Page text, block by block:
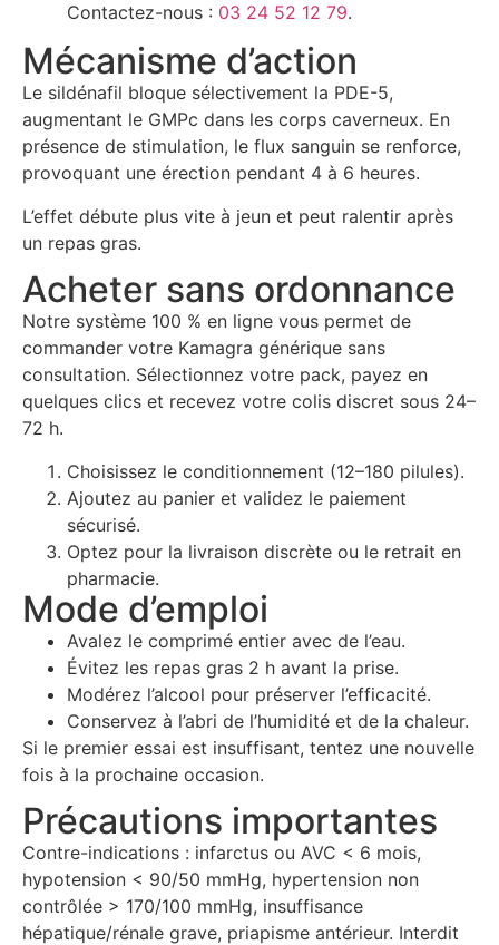
Contactez-nous : 03 24 52 12 79.
Mécanisme d’action
Le sildénafil bloque sélectivement la PDE-5,
augmentant le GMPc dans les corps caverneux. En
présence de stimulation, le flux sanguin se renforce,
provoquant une érection pendant 4 à 6 heures.
L’effet débute plus vite à jeun et peut ralentir après
un repas gras.
Acheter sans ordonnance
Notre système 100 % en ligne vous permet de
commander votre Kamagra générique sans
consultation. Sélectionnez votre pack, payez en
quelques clics et recevez votre colis discret sous 24–
72 h.
Choisissez le conditionnement (12–180 pilules).
Ajoutez au panier et validez le paiement
sécurisé.
Optez pour la livraison discrète ou le retrait en
pharmacie.
Mode d’emploi
Avalez le comprimé entier avec de l’eau.
Évitez les repas gras 2 h avant la prise.
Modérez l’alcool pour préserver l’efficacité.
Conservez à l’abri de l’humidité et de la chaleur.
Si le premier essai est insuffisant, tentez une nouvelle
fois à la prochaine occasion.
Précautions importantes
Contre-indications : infarctus ou AVC < 6 mois,
hypotension < 90/50 mmHg, hypertension non
contrôlée > 170/100 mmHg, insuffisance
hépatique/rénale grave, priapisme antérieur. Interdit